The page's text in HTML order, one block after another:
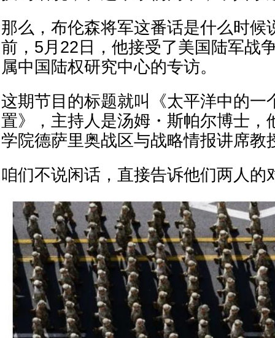
那么，布伦森将军这番话是什么时候
前，5月22日，他接受了美国陆军战
属中国陆权研究中心的专访。
这期节目的标题就叫《太平洋中的一
置》，主持人是汤姆・斯帕尔博士，
学院德萨里奥战区与战略情报讲席教
咱们不说闲话，直接告诉他们两人的